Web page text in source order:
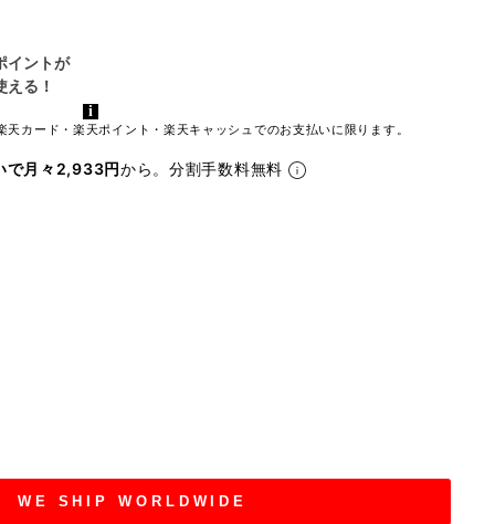
カード・楽天ポイント・楽天キャッシュでのお支払いに限ります。
で月々2,933円から。分割手数料無料
WE SHIP WORLDWIDE